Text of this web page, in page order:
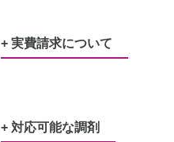
+ 実費請求について
服薬管理に必要な、服薬カレ
+ 対応可能な調剤